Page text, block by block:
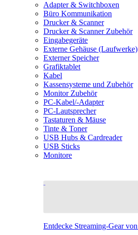
Adapter & Switchboxen
Büro Kommunikation
Drucker & Scanner
Drucker & Scanner Zubehör
Eingabegeräte
Externe Gehäuse (Laufwerke)
Externer Speicher
Grafiktablet
Kabel
Kassensysteme und Zubehör
Monitor Zubehör
PC-Kabel/-Adapter
PC-Lautsprecher
Tastaturen & Mäuse
Tinte & Toner
USB Hubs & Cardreader
USB Sticks
Monitore
Entdecke Streaming-Gear